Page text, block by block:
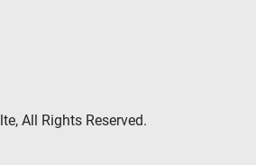
All Rights Reserved.